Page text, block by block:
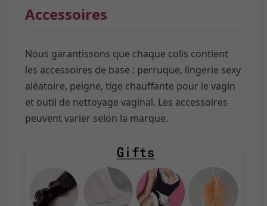
Accessoires
Nous garantissons que chaque colis contient
les accessoires de base : perruque, lingerie sexy
aléatoire, peigne, tige chauffante pour le vagin
et outil de nettoyage vaginal. Les accessoires
peuvent varier selon la marque.